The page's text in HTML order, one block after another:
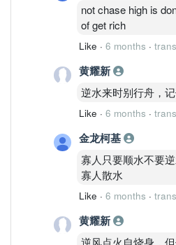
not chase high is
of get rich
Like · 6 months ·
黄耀新
逆水来时别行舟，记
Like · 6 months ·
金龙柯基
寡人只要顺水不要
寡人散水
Like · 6 months ·
黄耀新
逆风点火自烧身，